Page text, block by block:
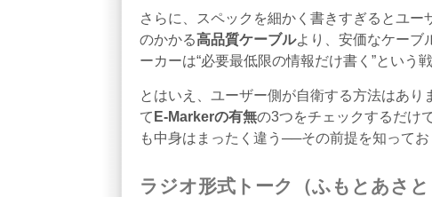
さらに、スペックを細かく書きすぎるとユー
のかかる高品質ケーブルより、安価なケーブ
ーカーは“必要最低限の情報だけ書く”という
とはいえ、ユーザー側が自衛する方法はあり
て E‑Markerの有無の3つをチェックするだけ
も中身はまったく違う──その前提を知って
ラジオ形式トーク（ふもとあさと